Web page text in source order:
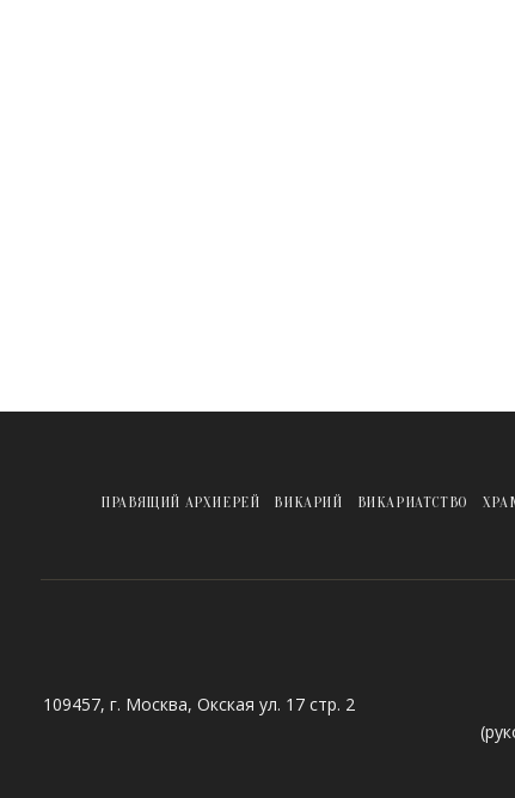
ПРАВЯЩИЙ АРХИЕРЕЙ ВИКАРИЙ ВИКАРИАТСТВО
109457, г. Москва, Окская ул. 17 стр. 2